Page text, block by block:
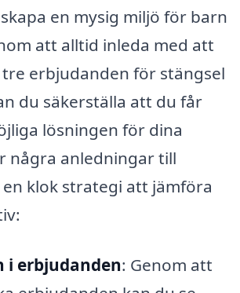
en mysig miljö för barn
att alltid inleda med att
erbjudanden för stängsel
du säkerställa att du får
lösningen för dina
några anledningar till
klok strategi att jämföra
i erbjudanden: Genom att